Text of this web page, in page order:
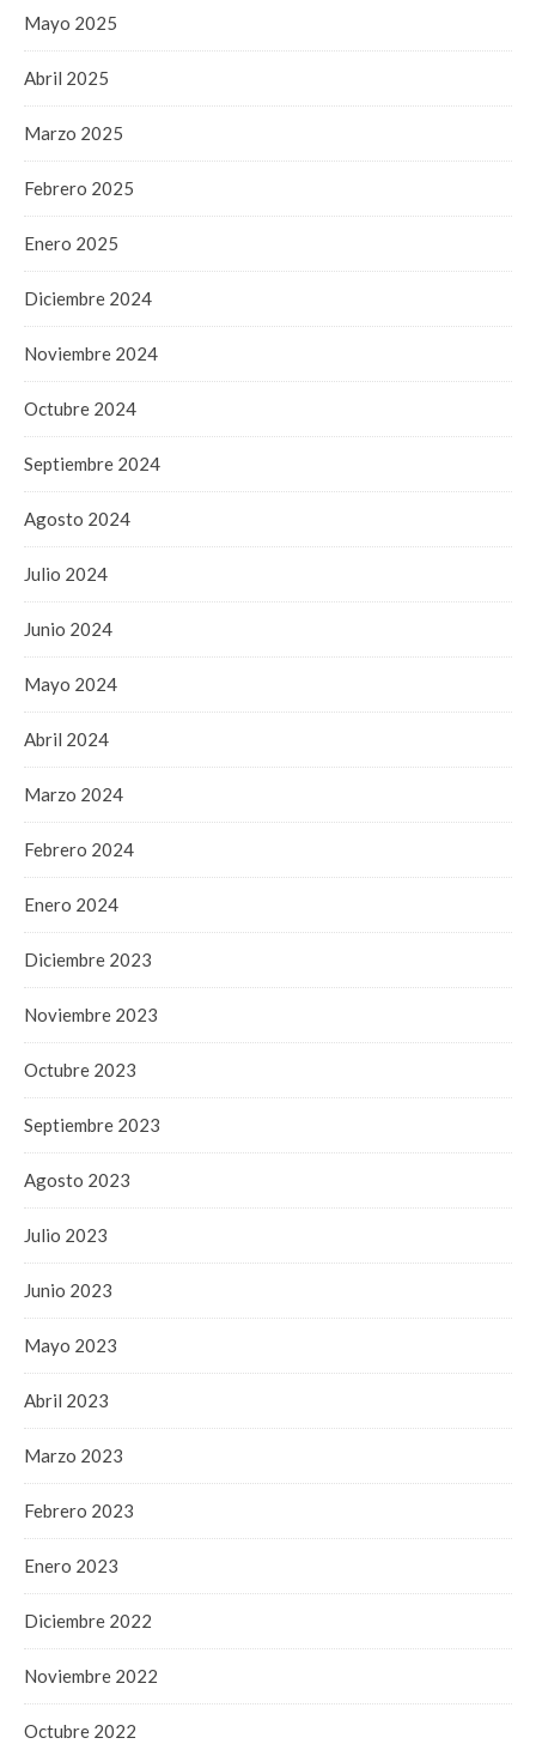
Mayo 2025
Abril 2025
Marzo 2025
Febrero 2025
Enero 2025
Diciembre 2024
Noviembre 2024
Octubre 2024
Septiembre 2024
Agosto 2024
Julio 2024
Junio 2024
Mayo 2024
Abril 2024
Marzo 2024
Febrero 2024
Enero 2024
Diciembre 2023
Noviembre 2023
Octubre 2023
Septiembre 2023
Agosto 2023
Julio 2023
Junio 2023
Mayo 2023
Abril 2023
Marzo 2023
Febrero 2023
Enero 2023
Diciembre 2022
Noviembre 2022
Octubre 2022